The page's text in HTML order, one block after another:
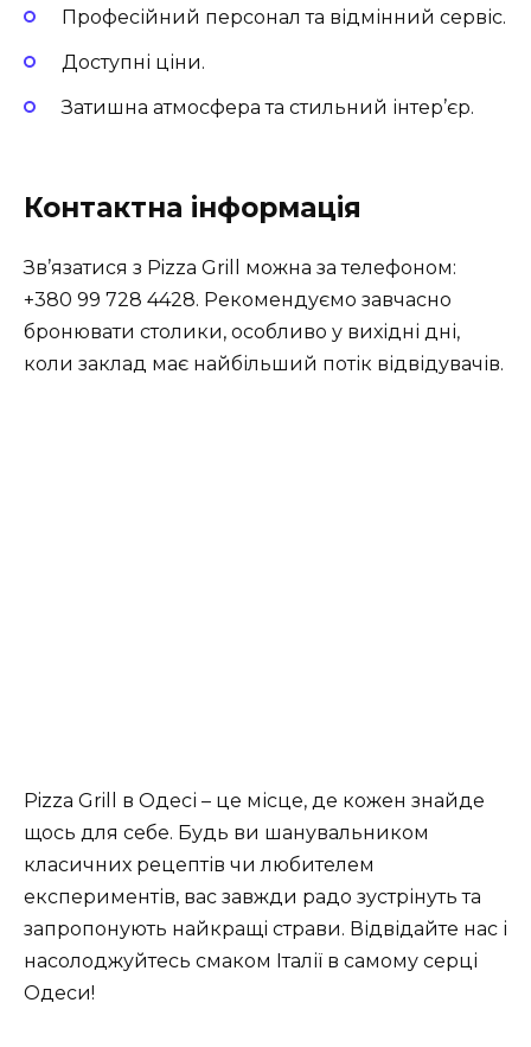
Професійний персонал та відмінний сервіс.
Доступні ціни.
Затишна атмосфера та стильний інтер’єр.
Контактна інформація
Зв’язатися з Pizza Grill можна за телефоном:
+380 99 728 4428. Рекомендуємо завчасно
бронювати столики, особливо у вихідні дні,
коли заклад має найбільший потік відвідувачів.
Pizza Grill в Одесі – це місце, де кожен знайде
щось для себе. Будь ви шанувальником
класичних рецептів чи любителем
експериментів, вас завжди радо зустрінуть та
запропонують найкращі страви. Відвідайте нас і
насолоджуйтесь смаком Італії в самому серці
Одеси!